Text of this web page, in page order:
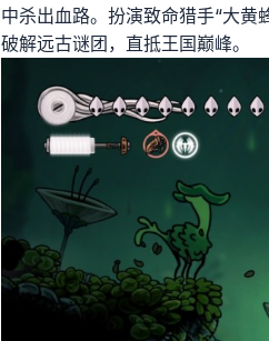
中杀出血路。扮演致命猎手“大黄
破解远古谜团，直抵王国巅峰。